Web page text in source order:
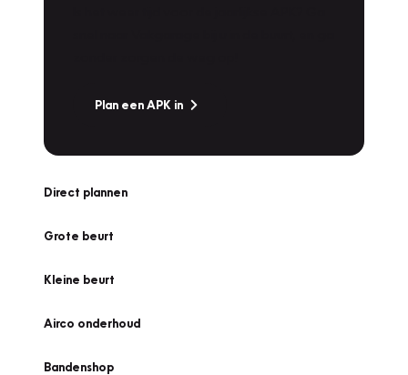
Plan een APK in
Direct plannen
Grote beurt
Kleine beurt
Airco onderhoud
Bandenshop